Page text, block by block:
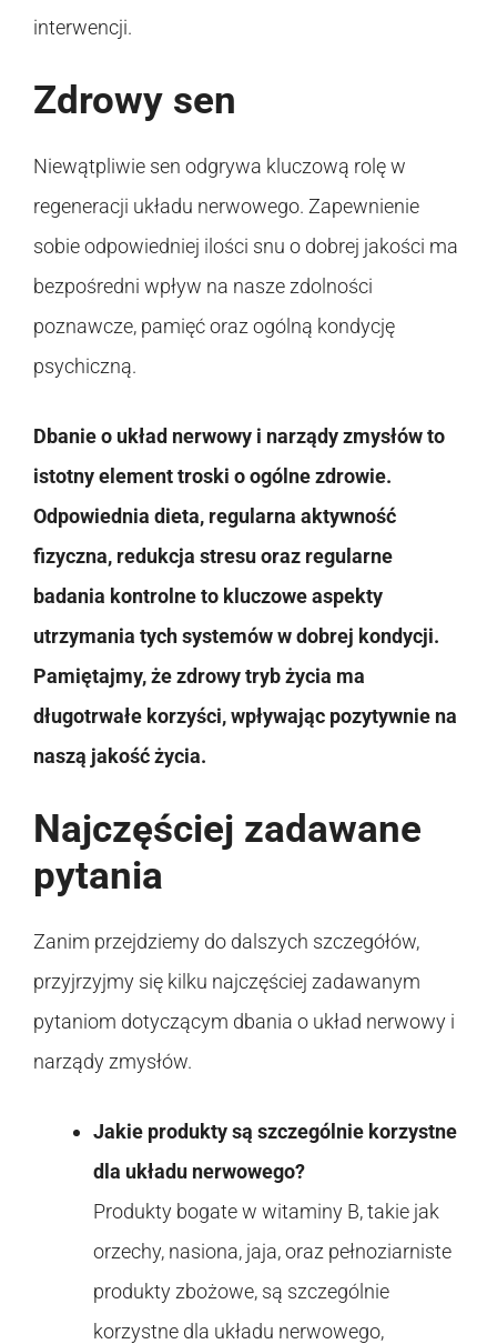
interwencji.
Zdrowy sen
Niewątpliwie sen odgrywa kluczową rolę w
regeneracji układu nerwowego. Zapewnienie
sobie odpowiedniej ilości snu o dobrej jakości ma
bezpośredni wpływ na nasze zdolności
poznawcze, pamięć oraz ogólną kondycję
psychiczną.
Dbanie o układ nerwowy i narządy zmysłów to
istotny element troski o ogólne zdrowie.
Odpowiednia dieta, regularna aktywność
fizyczna, redukcja stresu oraz regularne
badania kontrolne to kluczowe aspekty
utrzymania tych systemów w dobrej kondycji.
Pamiętajmy, że zdrowy tryb życia ma
długotrwałe korzyści, wpływając pozytywnie na
naszą jakość życia.
Najczęściej zadawane
pytania
Zanim przejdziemy do dalszych szczegółów,
przyjrzyjmy się kilku najczęściej zadawanym
pytaniom dotyczącym dbania o układ nerwowy i
narządy zmysłów.
Jakie produkty są szczególnie korzystne
dla układu nerwowego?
Produkty bogate w witaminy B, takie jak
orzechy, nasiona, jaja, oraz pełnoziarniste
produkty zbożowe, są szczególnie
korzystne dla układu nerwowego,